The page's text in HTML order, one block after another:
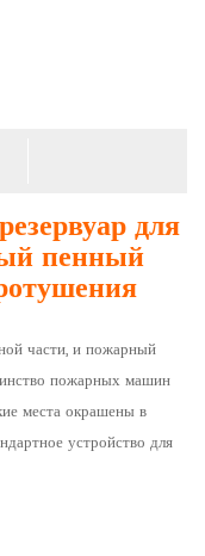
для
пенный
части, и пожарный
пожарных машин
места окрашены в
устройство для